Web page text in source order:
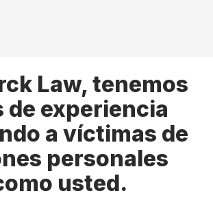
Law, tenemos
de experiencia
a víctimas de
personales
usted.